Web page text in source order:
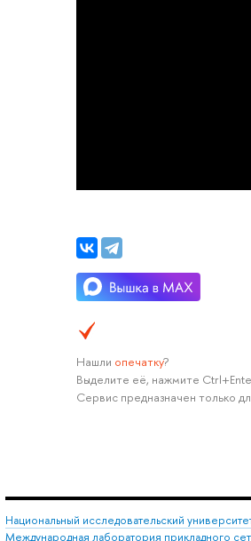
Нашли опечатку?
Выделите её, нажмите
Сервис предназначен только
Национальный исследовательский
Международная лаборатория прикладного